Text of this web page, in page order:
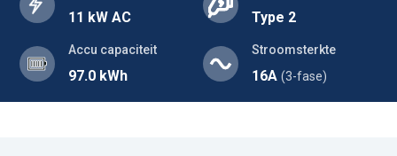
11 kW AC Type 2
Accu capaciteit
97.0 kWh
Stroomsterkte
16A (3-fase)